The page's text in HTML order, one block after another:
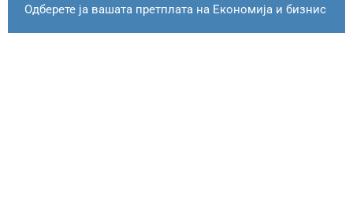
Одберете ја вашата претплата на Економија и бизнис